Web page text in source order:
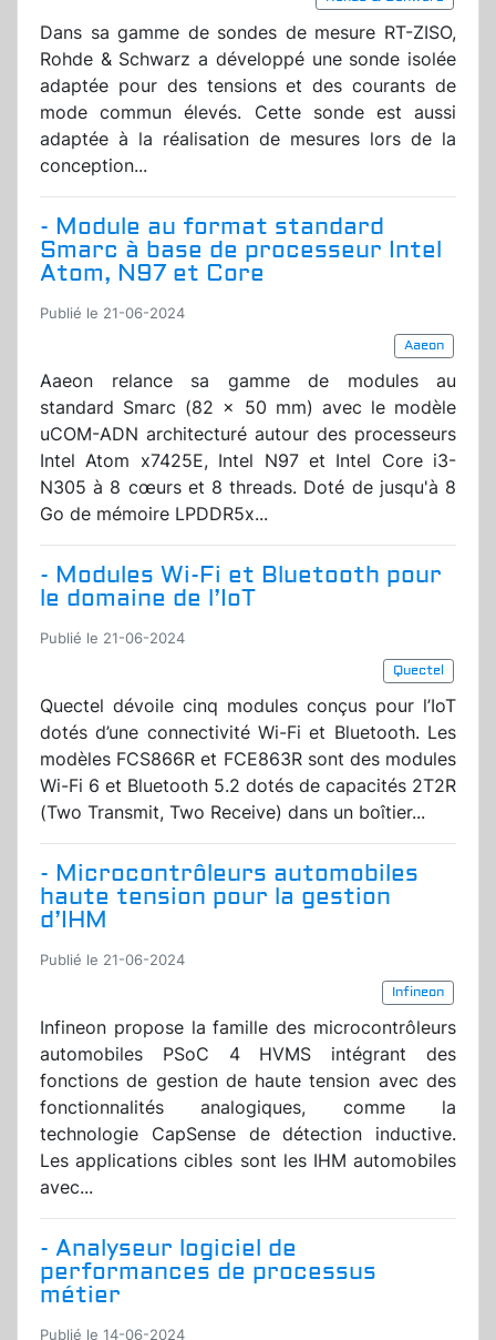
Dans sa gamme de sondes de mesure RT-ZISO,
Rohde & Schwarz a développé une sonde isolée
adaptée pour des tensions et des courants de
mode commun élevés. Cette sonde est aussi
adaptée à la réalisation de mesures lors de la
conception...
- Module au format standard
Smarc à base de processeur Intel
Atom, N97 et Core
Publié le 21-06-2024
Aaeon
Aaeon relance sa gamme de modules au
standard Smarc (82 x 50 mm) avec le modèle
uCOM-ADN architecturé autour des processeurs
Intel Atom x7425E, Intel N97 et Intel Core i3-
N305 à 8 cœurs et 8 threads. Doté de jusqu'à 8
Go de mémoire LPDDR5x...
- Modules Wi-Fi et Bluetooth pour
le domaine de l’IoT
Publié le 21-06-2024
Quectel
Quectel dévoile cinq modules conçus pour l’IoT
dotés d’une connectivité Wi-Fi et Bluetooth. Les
modèles FCS866R et FCE863R sont des modules
Wi-Fi 6 et Bluetooth 5.2 dotés de capacités 2T2R
(Two Transmit, Two Receive) dans un boîtier...
- Microcontrôleurs automobiles
haute tension pour la gestion
d’IHM
Publié le 21-06-2024
Infineon
Infineon propose la famille des microcontrôleurs
automobiles PSoC 4 HVMS intégrant des
fonctions de gestion de haute tension avec des
fonctionnalités analogiques, comme la
technologie CapSense de détection inductive.
Les applications cibles sont les IHM automobiles
avec...
- Analyseur logiciel de
performances de processus
métier
Publié le 14-06-2024